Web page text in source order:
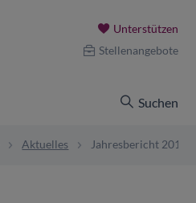
Unterstützen
Stellenangebote
Suchen
Aktuelles Jahresbericht 2013